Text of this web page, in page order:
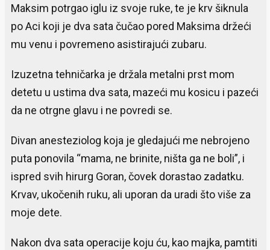
Maksim potrgao iglu iz svoje ruke, te je krv šiknula
po Aci koji je dva sata čučao pored Maksima držeći
mu venu i povremeno asistirajući zubaru.
Izuzetna tehničarka je držala metalni prst mom
detetu u ustima dva sata, mazeći mu kosicu i pazeći
da ne otrgne glavu i ne povredi se.
Divan anesteziolog koja je gledajući me nebrojeno
puta ponovila “mama, ne brinite, ništa ga ne boli”, i
ispred svih hirurg Goran, čovek dorastao zadatku.
Krvav, ukočenih ruku, ali uporan da uradi što više za
moje dete.
Nakon dva sata operacije koju ću, kao majka, pamtiti